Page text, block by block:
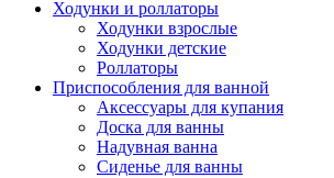
Ходунки и роллаторы
Ходунки взрослые
Ходунки детские
Роллаторы
Приспособления для ванной
Аксессуары для купания
Доска для ванны
Надувная ванна
Сиденье для ванны